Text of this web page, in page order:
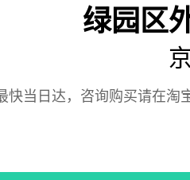
绿园区
当日达，咨询购买请在